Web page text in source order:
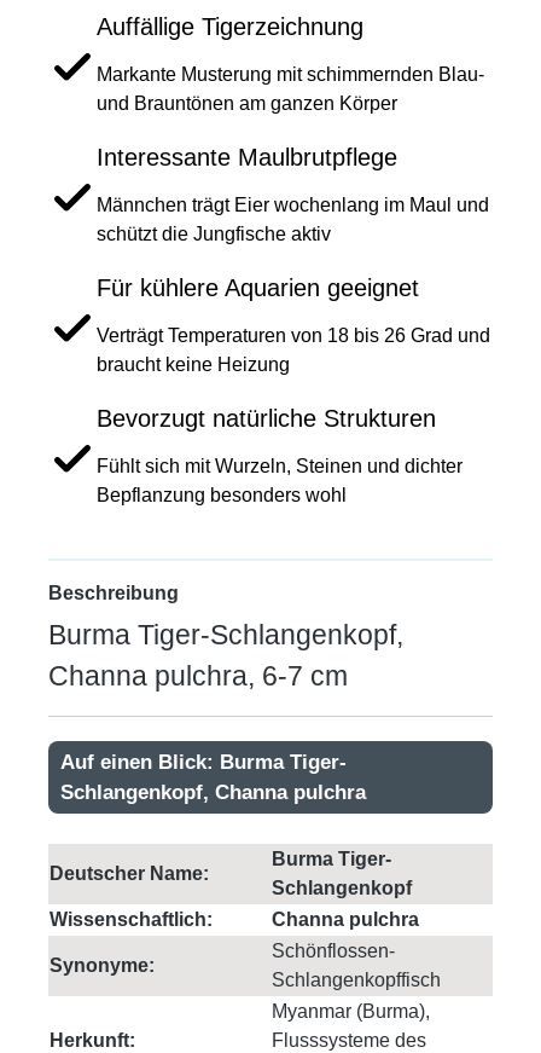
Auffällige Tigerzeichnung
Markante Musterung mit schimmernden Blau-
und Brauntönen am ganzen Körper
Interessante Maulbrutpflege
Männchen trägt Eier wochenlang im Maul und
schützt die Jungfische aktiv
Für kühlere Aquarien geeignet
Verträgt Temperaturen von 18 bis 26 Grad und
braucht keine Heizung
Bevorzugt natürliche Strukturen
Fühlt sich mit Wurzeln, Steinen und dichter
Bepflanzung besonders wohl
Beschreibung
Burma Tiger-Schlangenkopf,
Channa pulchra, 6-7 cm
Auf einen Blick: Burma Tiger-
Schlangenkopf, Channa pulchra
Deutscher Name:
Burma Tiger-
Schlangenkopf
Wissenschaftlich:
Channa pulchra
Synonyme:
Schönflossen-
Schlangenkopffisch
Herkunft:
Myanmar (Burma),
Flusssysteme des